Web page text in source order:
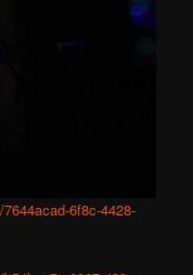
6f8c-4428-